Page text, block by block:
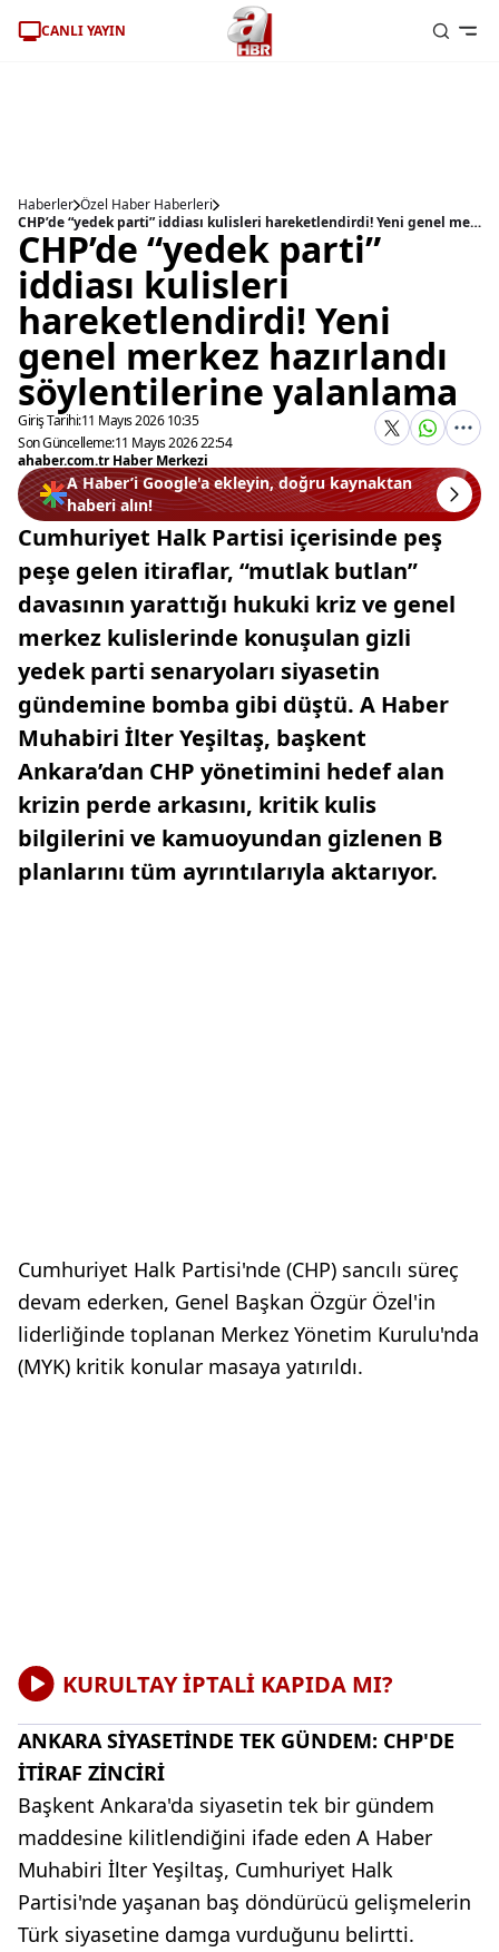
CANLI YAYIN
Haberler Özel Haber Haberleri
CHP’de “yedek parti” iddiası kulisleri hareketlendirdi! Yeni genel merkez hazırlandı söylentilerine yalanlama
CHP’de “yedek parti”
iddiası kulisleri
hareketlendirdi! Yeni
genel merkez hazırlandı
söylentilerine yalanlama
Giriş Tarihi:11 Mayıs 2026 10:35
Son Güncelleme:11 Mayıs 2026 22:54
ahaber.com.tr Haber Merkezi
A Haber’i Google'a ekleyin, doğru kaynaktan
haberi alın!
Cumhuriyet Halk Partisi içerisinde peş
peşe gelen itiraflar, “mutlak butlan”
davasının yarattığı hukuki kriz ve genel
merkez kulislerinde konuşulan gizli
yedek parti senaryoları siyasetin
gündemine bomba gibi düştü. A Haber
Muhabiri İlter Yeşiltaş, başkent
Ankara’dan CHP yönetimini hedef alan
krizin perde arkasını, kritik kulis
bilgilerini ve kamuoyundan gizlenen B
planlarını tüm ayrıntılarıyla aktarıyor.
Cumhuriyet Halk Partisi'nde (CHP) sancılı süreç
devam ederken, Genel Başkan Özgür Özel'in
liderliğinde toplanan Merkez Yönetim Kurulu'nda
(MYK) kritik konular masaya yatırıldı.
KURULTAY İPTALİ KAPIDA MI?
ANKARA SİYASETİNDE TEK GÜNDEM: CHP'DE
İTİRAF ZİNCİRİ
Başkent Ankara'da siyasetin tek bir gündem
maddesine kilitlendiğini ifade eden A Haber
Muhabiri İlter Yeşiltaş, Cumhuriyet Halk
Partisi'nde yaşanan baş döndürücü gelişmelerin
Türk siyasetine damga vurduğunu belirtti.